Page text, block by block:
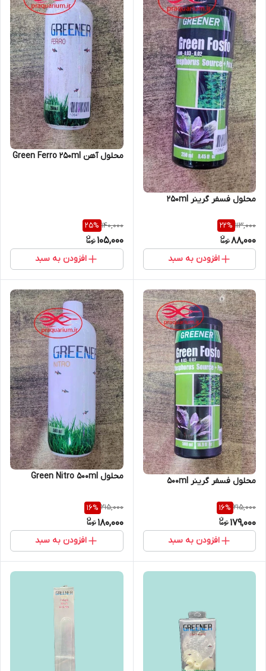
محلول فسفر گرینر 250ml
113,000
22%
88,000
افزودن به سبد
محلول آهن Green Ferro 250ml
140,000
25%
105,000
افزودن به سبد
محلول فسفر گرینر 500ml
215,000
16%
179,000
افزودن به سبد
محلول Green Nitro 500ml
215,000
16%
180,000
افزودن به سبد